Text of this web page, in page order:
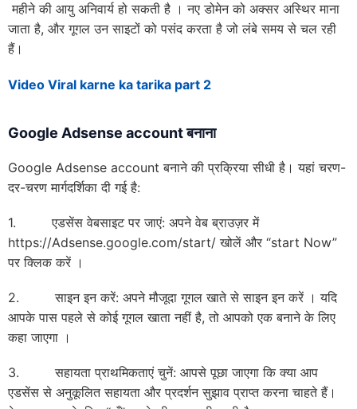
महीने की आयु अनिवार्य हो सकती है । नए डोमेन को अक्सर अस्थिर माना
जाता है, और गूगल उन साइटों को पसंद करता है जो लंबे समय से चल रही
हैं।
Video Viral karne ka tarika part 2
Google Adsense account बनाना
Google Adsense account बनाने की प्रक्रिया सीधी है। यहां चरण-
दर-चरण मार्गदर्शिका दी गई है:
1. एडसेंस वेबसाइट पर जाएं: अपने वेब ब्राउज़र में
https://Adsense.google.com/start/ खोलें और “start Now”
पर क्लिक करें ।
2. साइन इन करें: अपने मौजूदा गूगल खाते से साइन इन करें । यदि
आपके पास पहले से कोई गूगल खाता नहीं है, तो आपको एक बनाने के लिए
कहा जाएगा ।
3. सहायता प्राथमिकताएं चुनें: आपसे पूछा जाएगा कि क्या आप
एडसेंस से अनुकूलित सहायता और प्रदर्शन सुझाव प्राप्त करना चाहते हैं।